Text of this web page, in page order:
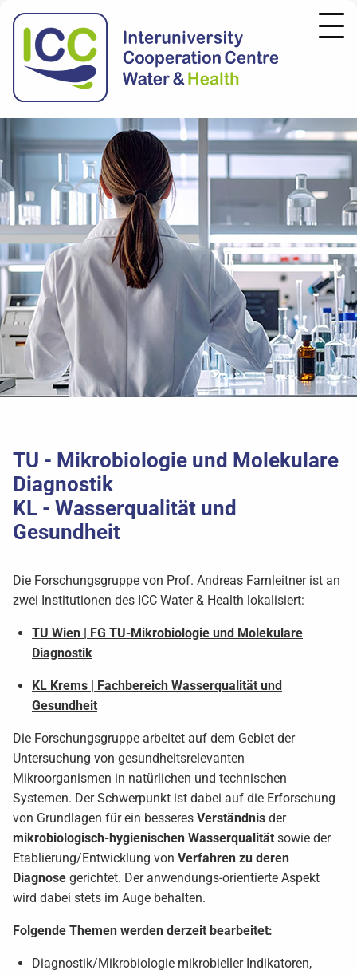
TU - Mikrobiologie und Molekulare
Diagnostik
KL - Wasserqualität und
Gesundheit
Die Forschungsgruppe von Prof. Andreas Farnleitner ist an
zwei Institutionen des ICC Water & Health lokalisiert:
TU Wien | FG TU-Mikrobiologie und Molekulare
Diagnostik
KL Krems | Fachbereich Wasserqualität und
Gesundheit
Die Forschungsgruppe arbeitet auf dem Gebiet der
Untersuchung von gesundheitsrelevanten
Mikroorganismen in natürlichen und technischen
Systemen. Der Schwerpunkt ist dabei auf die Erforschung
von Grundlagen für ein besseres Verständnis der
mikrobiologisch-hygienischen Wasserqualität sowie der
Etablierung/Entwicklung von Verfahren zu deren
Diagnose gerichtet. Der anwendungs-orientierte Aspekt
wird dabei stets im Auge behalten.
Folgende Themen werden derzeit bearbeitet:
Diagnostik/Mikrobiologie mikrobieller Indikatoren,